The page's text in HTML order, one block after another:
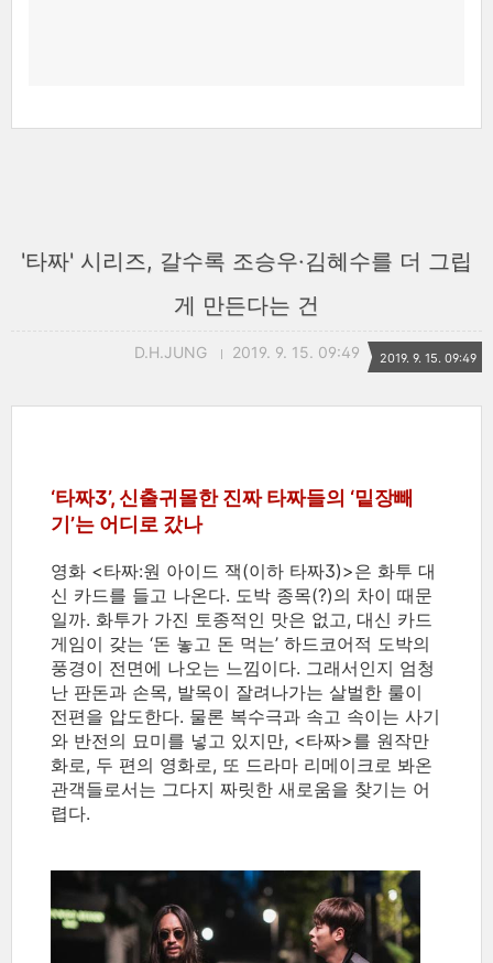
'타짜' 시리즈, 갈수록 조승우·김혜수를 더 그립
게 만든다는 건
D.H.JUNG 2019. 9. 15. 09:49 2019. 9. 15. 09:49
‘타짜3’, 신출귀몰한 진짜 타짜들의 ‘밑장빼
기’는 어디로 갔나
영화 <타짜:원 아이드 잭(이하 타짜3)>은 화투 대
신 카드를 들고 나온다. 도박 종목(?)의 차이 때문
일까. 화투가 가진 토종적인 맛은 없고, 대신 카드
게임이 갖는 ‘돈 놓고 돈 먹는’ 하드코어적 도박의
풍경이 전면에 나오는 느낌이다. 그래서인지 엄청
난 판돈과 손목, 발목이 잘려나가는 살벌한 룰이
전편을 압도한다. 물론 복수극과 속고 속이는 사기
와 반전의 묘미를 넣고 있지만, <타짜>를 원작만
화로, 두 편의 영화로, 또 드라마 리메이크로 봐온
관객들로서는 그다지 짜릿한 새로움을 찾기는 어
렵다.